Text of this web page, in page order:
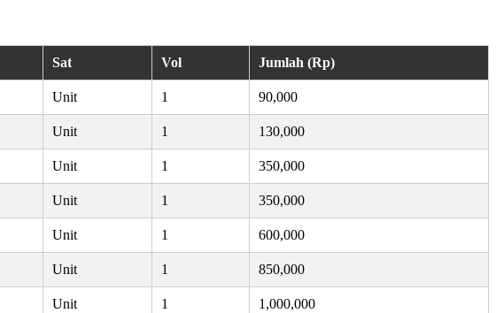
Sat Vol Jumlah (Rp)
Unit 1 90,000
Unit 1 130,000
Unit 1 350,000
Unit 1 350,000
Unit 1 600,000
Unit 1 850,000
Unit 1 1,000,000